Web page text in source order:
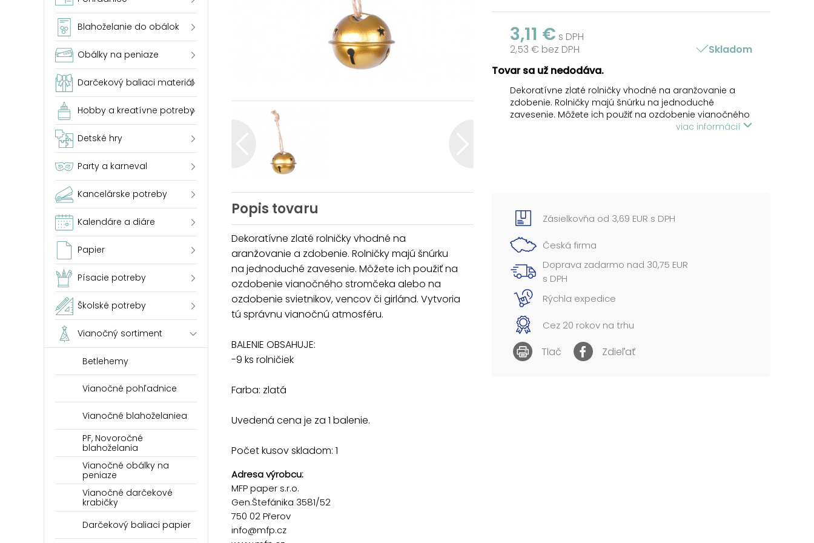
Blahoželanie do obálok
Obálky na peniaze
Darčekový baliaci materiál
Hobby a kreatívne potreby
Detské hry
Party a karneval
Kancelárske potreby
Kalendáre a diáre
Papier
Písacie potreby
Školské potreby
Vianočný sortiment
Betlehemy
Vianočné pohľadnice
Vianočné blahoželaniea
PF, Novoročné
blahoželania
Vianočné obálky na
peniaze
Vianočné darčekové
krabičky
Darčekový baliaci papier
3,11 € s DPH
2,53 € bez DPH
Skladom
Tovar sa už nedodáva.
Dekoratívne zlaté rolničky vhodné na aranžovanie a
zdobenie. Rolničky majú šnúrku na jednoduché
zavesenie. Môžete ich použiť na ozdobenie vianočného
stromčeka alebo na ozdobenie svietnikov, vencov či
Uvedená cena je za 1 balenie....
viac informácií
Popis tovaru
Dekoratívne zlaté rolničky vhodné na
aranžovanie a zdobenie. Rolničky majú šnúrku
na jednoduché zavesenie. Môžete ich použiť na
ozdobenie vianočného stromčeka alebo na
ozdobenie svietnikov, vencov či girlánd. Vytvoria
tú správnu vianočnú atmosféru.
BALENIE OBSAHUJE:
-9 ks rolničiek
Farba: zlatá
Uvedená cena je za 1 balenie.
Počet kusov skladom: 1
Adresa výrobcu:
MFP paper s.r.o.
Gen.Štefánika 3581/52
750 02 Přerov
info@mfp.cz
Zásielkovňa od 3,69 EUR s DPH
Česká firma
Doprava zadarmo nad 30,75 EUR
s DPH
Rýchla expedice
Cez 20 rokov na trhu
Tlač Zdieľať